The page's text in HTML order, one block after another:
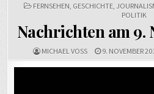
POSTED
FERNSEHEN, GESCHICHTE,
POLITIK
Nachrichten am 9.
MICHAEL VOSS 9. NOVEMBER